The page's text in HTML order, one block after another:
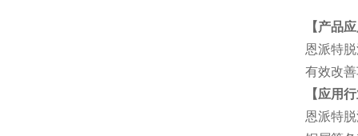
【产品
恩派特
有效改
【应用
恩派特